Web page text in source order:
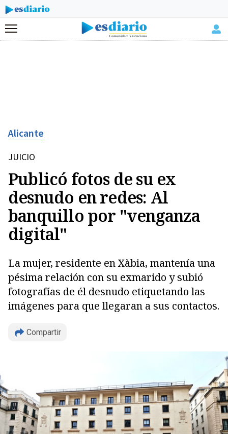
Menú
Alicante
JUICIO
Publicó fotos de su ex
desnudo en redes: Al
banquillo por "venganza
digital"
La mujer, residente en Xàbia, mantenía una
pésima relación con su exmarido y subió
fotografías de él desnudo etiquetando las
imágenes para que llegaran a sus contactos.
Compartir
Copiar